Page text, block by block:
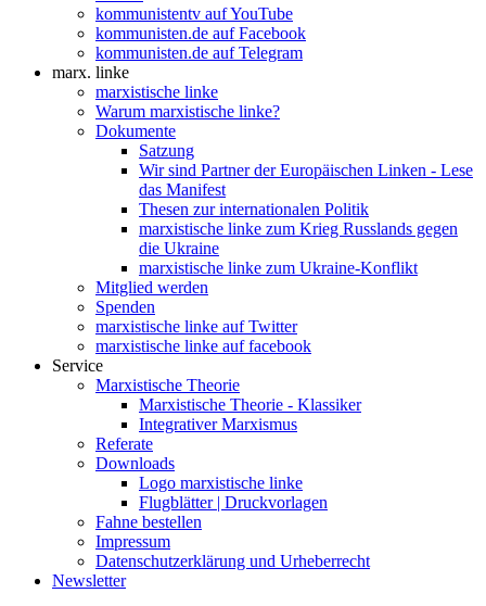
kommunistentv auf YouTube
kommunisten.de auf Facebook
kommunisten.de auf Telegram
marx. linke
marxistische linke
Warum marxistische linke?
Dokumente
Satzung
Wir sind Partner der Europäischen Linken - Lese
das Manifest
Thesen zur internationalen Politik
marxistische linke zum Krieg Russlands gegen
die Ukraine
marxistische linke zum Ukraine-Konflikt
Mitglied werden
Spenden
marxistische linke auf Twitter
marxistische linke auf facebook
Service
Marxistische Theorie
Marxistische Theorie - Klassiker
Integrativer Marxismus
Referate
Downloads
Logo marxistische linke
Flugblätter | Druckvorlagen
Fahne bestellen
Impressum
Datenschutzerklärung und Urheberrecht
Newsletter